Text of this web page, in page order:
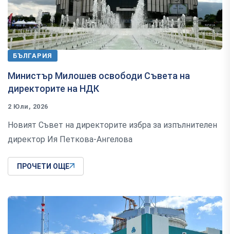
БЪЛГАРИЯ
Министър Милошев освободи Съвета на
директорите на НДК
2 Юли, 2026
Новият Съвет на директорите избра за изпълнителен
директор Ия Петкова-Ангелова
ПРОЧЕТИ ОЩЕ